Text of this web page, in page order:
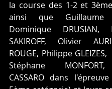
la course des 1-2 et
ainsi que Guillaume
Dominique DRUSIAN,
SAKIROFF, Olivier
ROUGE, Philippe
Stéphane
CASSARO dans